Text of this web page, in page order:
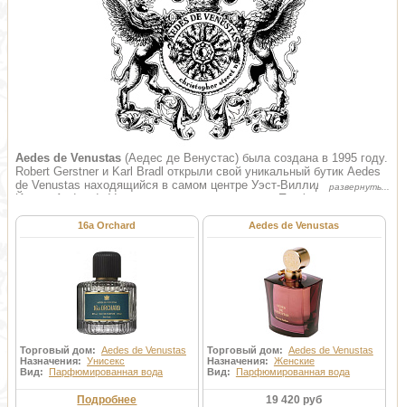
Aedes de Venustas (Аедес де Венустас) была создана в 1995 году.
Robert Gerstner и Karl Bradl открыли свой уникальный бутик Aedes
de Venustas находящийся в самом центре Уэст-Виллидж в Нью-
Йорке. Aedes de Venustas позиционируется как Парфюмерная
Художественная Галерея, специализирующаяся на продаже
утонченных и изысканых ароматов. Облаченный в Бургундии
создаёт впечатление прикосновения к прошлому, где бархатная
парча и люстры смешиваются с изобилием в зеленых растений,
демонстрируя драгоценный товар. Aedes de Venustas на
протяжении многих лет развился, как первоклассный источник
авангардных ароматов для всех дизайнеров моды, любителей
духов и видных деятелей, а так же звезд Лив Тайлор, Джессика
Паркер и Хью Джекман.
16a Orchard
Торговый дом: Aedes de Venustas
Назначения: Унисекс
Вид: Парфюмированная вода
Подробнее
Aedes de Venustas
Торговый дом: Aedes de Venustas
Назначения: Женские
Вид: Парфюмированная вода
19 420 руб